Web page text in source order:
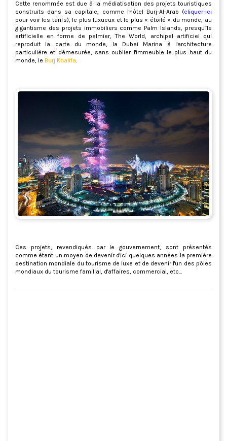
Cette renommée est due à la médiatisation des projets touristiques
construits dans sa capitale, comme l'hôtel Burj-Al-Arab (cliquer-ici
pour voir les tarifs), le plus luxueux et le plus « étoilé » du monde, au
gigantisme des projets immobiliers comme Palm Islands, presqu'île
artificielle en forme de palmier, The World, archipel artificiel qui
reproduit la carte du monde, la Dubai Marina à l'architecture
particulière et démesurée, sans oublier l'immeuble le plus haut du
monde, le Burj Khalifa
Ces projets, revendiqués par le gouvernement, sont présentés
comme étant un moyen de devenir d'ici quelques années la première
destination mondiale du tourisme de luxe et de devenir l'un des pôles
mondiaux du tourisme familial, d'affaires, commercial, etc...